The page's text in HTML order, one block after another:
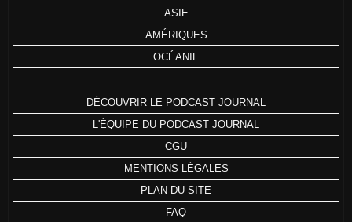
ASIE
AMÉRIQUES
OCÉANIE
DÉCOUVRIR LE PODCAST JOURNAL
L'ÉQUIPE DU PODCAST JOURNAL
CGU
MENTIONS LÉGALES
PLAN DU SITE
FAQ